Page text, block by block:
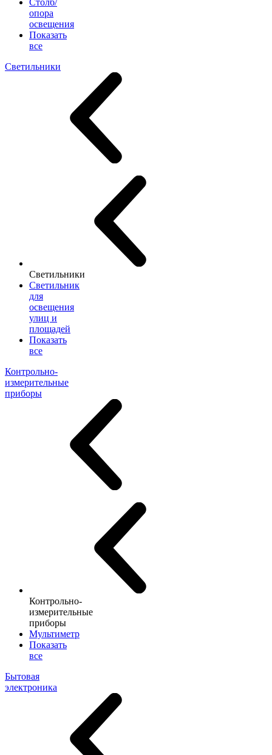
Столб/
опора
освещения
Показать
все
Светильники
Светильники
Светильник
для
освещения
улиц и
площадей
Показать
все
Контрольно-
измерительные
приборы
Контрольно-
измерительные
приборы
Мультиметр
Показать
все
Бытовая
электроника